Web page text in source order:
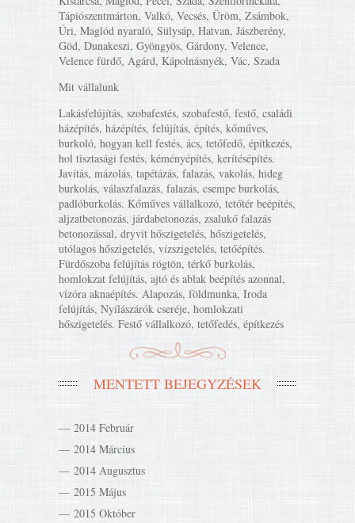
Tápiószentmárton, Valkó, Vecsés, Üröm, Zsámbok,
Úri, Maglód nyaraló, Sülysáp, Hatvan, Jászberény,
Göd, Dunakeszi, Gyöngyös, Gárdony, Velence,
Velence fürdő, Agárd, Kápolnásnyék, Vác, Szada
Mit vállalunk
Lakásfelújítás, szobafestés, szobafestő, festő, családi
házépítés, házépítés, felújítás, építés, kőműves,
burkoló, hogyan kell festés, ács, tetőfedő, építkezés,
hol tisztasági festés, kéményépítés, kerítésépítés.
Javítás, mázolás, tapétázás, falazás, vakolás, hideg
burkolás, válaszfalazás, falazás, csempe burkolás,
padlóburkolás. Kőműves vállalkozó, tetőtér beépítés,
aljzatbetonozás, járdabetonozás, zsalukő falazás
betonozással, dryvit hőszigetelés, hőszigetelés,
utólagos hőszigetelés, vízszigetelés, tetőépítés.
Fürdőszoba felújítás rögtön, térkő burkolás,
homlokzat felújítás, ajtó és ablak beépítés azonnal,
vízóra aknaépítés. Alapozás, földmunka, Iroda
felújítás, Nyílászárók cseréje, homlokzati
hőszigetelés. Festő vállalkozó, tetőfedés, építkezés
MENTETT BEJEGYZÉSEK
2014 Február
2014 Március
2014 Augusztus
2015 Május
2015 Október